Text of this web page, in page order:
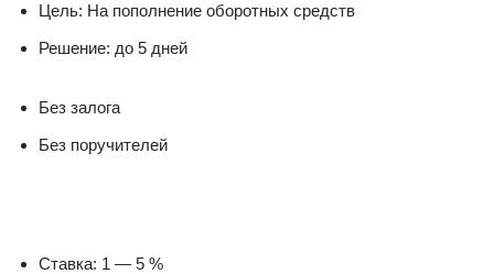
Цель: На пополнение оборотных средств
Решение: до 5 дней
Без залога
Без поручителей
Ставка: 1 — 5 %